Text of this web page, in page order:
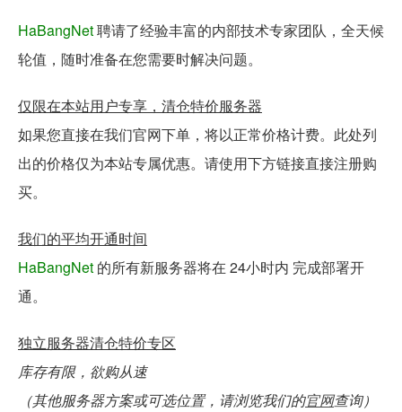
HaBangNet聘请了经验丰富的内部技术专家团队 ，全天候
轮值，随时准备在您需要时解决问题。
仅限在本站用户专享，清仓特价服务器
如果您直接在我们官网下单，将以正常价格计费。此处列
出的价格仅为本站专属优惠。请使用下方链接直接注册购
买。
我们的平均开通时间
HaBangNet 的所有新服务器将在 24小时内 完成部署开
通。
独立服务器清仓特价专区
库存有限，欲购从速
（其他服务器方案或可选位置，请浏览我们的官网查询）